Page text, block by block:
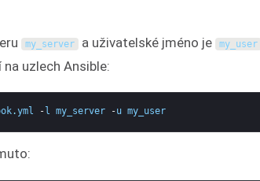
my_server a uživatelské jméno je my_user
uzlech Ansible:
.yml - l my_server -u my_user